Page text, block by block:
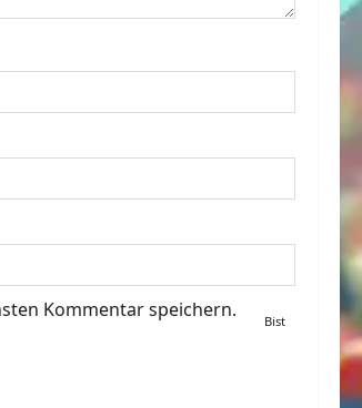
Kommentar speichern.
Bist